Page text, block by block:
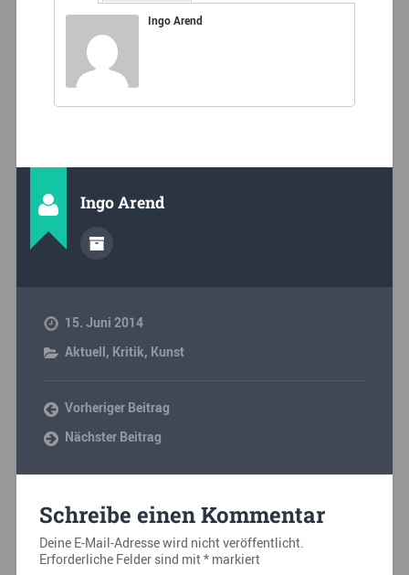
Ingo Arend
Ingo Arend
15. Juni 2014
Aktuell, Kritik, Kunst
Vorheriger Beitrag
Nächster Beitrag
Schreibe einen Kommentar
Deine E-Mail-Adresse wird nicht veröffentlicht.
Erforderliche Felder sind mit*markiert